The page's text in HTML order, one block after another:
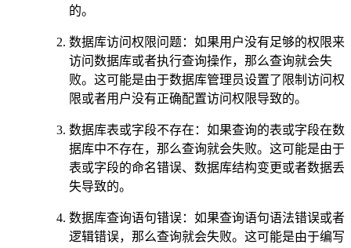
的。
数据库访问权限问题：如果用户没有足够的权限来
访问数据库或者执行查询操作，那么查询就会失
败。这可能是由于数据库管理员设置了限制访问权
限或者用户没有正确配置访问权限导致的。
数据库表或字段不存在：如果查询的表或字段在数
据库中不存在，那么查询就会失败。这可能是由于
表或字段的命名错误、数据库结构变更或者数据丢
失导致的。
数据库查询语句错误：如果查询语句语法错误或者
逻辑错误，那么查询就会失败。这可能是由于编写